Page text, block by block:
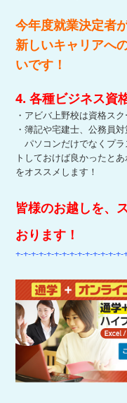
今年度就業決定者
新しいキャリアへ
いです！
4. 各種ビジネス資
・アビバ上野校は資格ス
・簿記や宅建士、公務員対
パソコンだけでなくプ
トしておけば良かったとあ
をオススメします！
皆様のお越しを、
おります！
+-+-+-+-+-+-+-+-+-+-+-+-+-